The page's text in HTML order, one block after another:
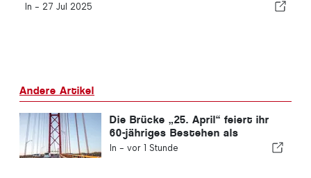
In - 27 Jul 2025
Andere Artikel
Die Brücke „25. April“ feiert ihr
60-jähriges Bestehen als
Verbindung zwischen Lissabon
In - vor 1 Stunde